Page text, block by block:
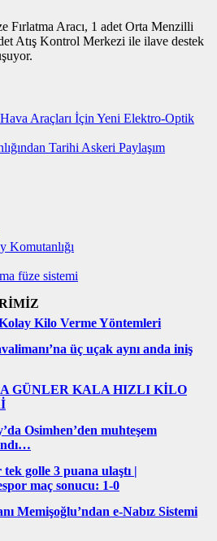
Fırlatma Aracı, 1 adet Orta Menzilli
Atış Kontrol Merkezi ile ilave destek
Araçları İçin Yeni Elektro-Optik
Tarihi Askeri Paylaşım
Komutanlığı
füze sistemi
Kilo Verme Yöntemleri
üç uçak aynı anda iniş
GÜNLER KALA HIZLI KİLO
Osimhen’den muhteşem
golle 3 puana ulaştı |
maç sonucu: 1-0
Memişoğlu’ndan e-Nabız Sistemi